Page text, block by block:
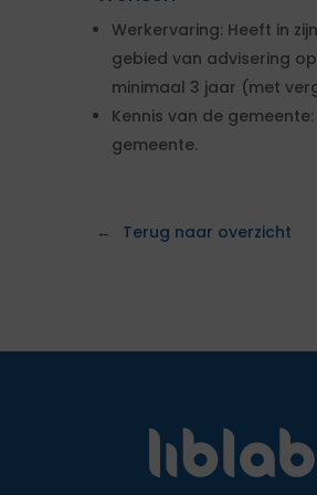
Werkervaring: Heeft in
gebied van advisering
minimaal 3 jaar (met
Kennis van de
gemeente.
Terug naar overzicht